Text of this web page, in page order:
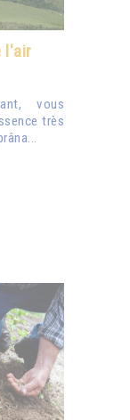
l'air
vous
très